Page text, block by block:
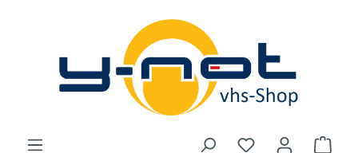
Zum Hauptinhalt springen
Du hast 0